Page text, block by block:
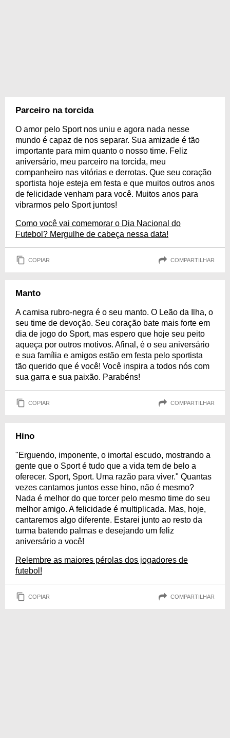
Parceiro na torcida
O amor pelo Sport nos uniu e agora nada nesse
mundo é capaz de nos separar. Sua amizade é tão
importante para mim quanto o nosso time. Feliz
aniversário, meu parceiro na torcida, meu
companheiro nas vitórias e derrotas. Que seu coração
sportista hoje esteja em festa e que muitos outros anos
de felicidade venham para você. Muitos anos para
vibrarmos pelo Sport juntos!
Como você vai comemorar o Dia Nacional do
Futebol? Mergulhe de cabeça nessa data!
COPIAR COMPARTILHAR
Manto
A camisa rubro-negra é o seu manto. O Leão da Ilha, o
seu time de devoção. Seu coração bate mais forte em
dia de jogo do Sport, mas espero que hoje seu peito
aqueça por outros motivos. Afinal, é o seu aniversário
e sua família e amigos estão em festa pelo sportista
tão querido que é você! Você inspira a todos nós com
sua garra e sua paixão. Parabéns!
COPIAR COMPARTILHAR
Hino
"Erguendo, imponente, o imortal escudo, mostrando a
gente que o Sport é tudo que a vida tem de belo a
oferecer. Sport, Sport. Uma razão para viver." Quantas
vezes cantamos juntos esse hino, não é mesmo?
Nada é melhor do que torcer pelo mesmo time do seu
melhor amigo. A felicidade é multiplicada. Mas, hoje,
cantaremos algo diferente. Estarei junto ao resto da
turma batendo palmas e desejando um feliz
aniversário a você!
Relembre as maiores pérolas dos jogadores de
futebol!
COPIAR COMPARTILHAR